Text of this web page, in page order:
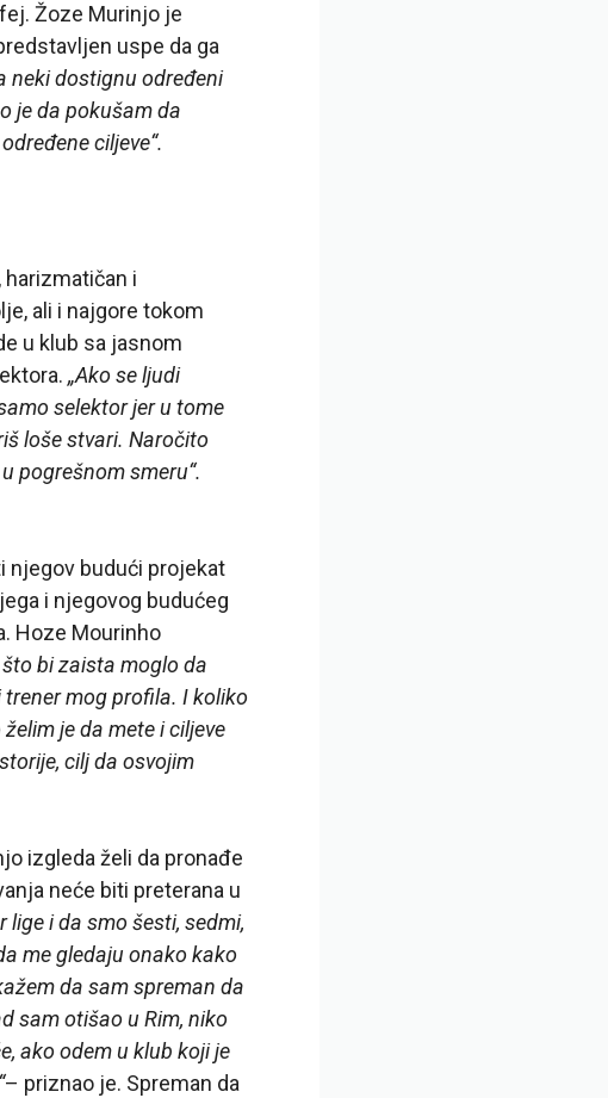
Žoze Murinjo je
uspe da ga
neki dostignu određeni
je da pokušam da
ciljeve“.
i
ali i najgore tokom
u klub sa jasnom
„Ako se ljudi
selektor jer u tome
loše stvari. Naročito
pogrešnom smeru“.
njegov budući projekat
i njegovog budućeg
Hoze Mourinho
što bi zaista moglo da
mog profila. I koliko
je da mete i ciljeve
cilj da osvojim
izgleda želi da pronađe
neće biti preterana u
lige i da smo šesti, sedmi,
me gledaju onako kako
da sam spreman da
sam otišao u Rim, niko
ako odem u klub koji je
– priznao je. Spreman da